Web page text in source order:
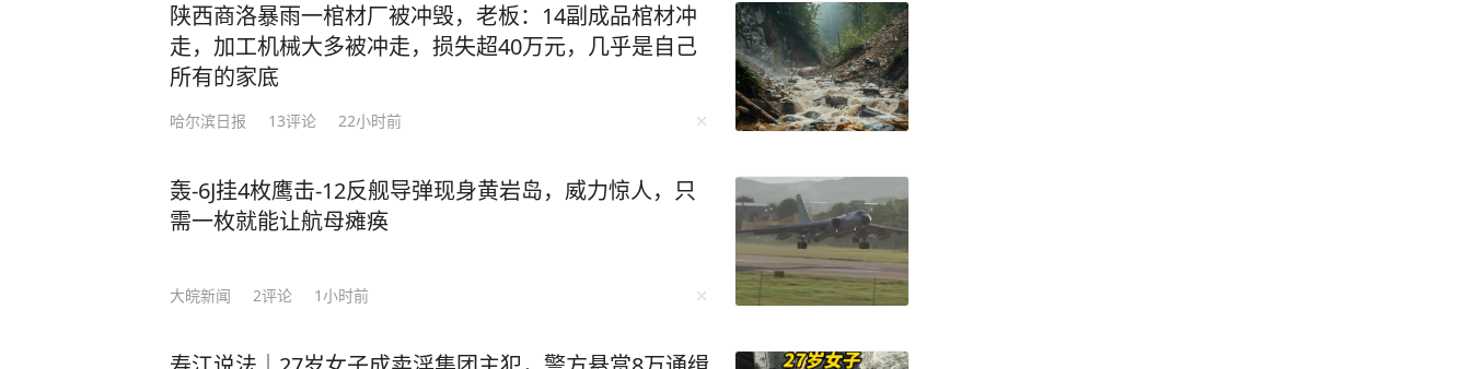
陕西商洛暴雨一棺材厂被冲毁，老板：14副成品棺材冲
走，加工机械大多被冲走，损失超40万元，几乎是自己
所有的家底
哈尔滨日报 13评论 22小时前
轰-6J挂4枚鹰击-12反舰导弹现身黄岩岛，威力惊人，只
需一枚就能让航母瘫痪
大皖新闻 2评论 1小时前